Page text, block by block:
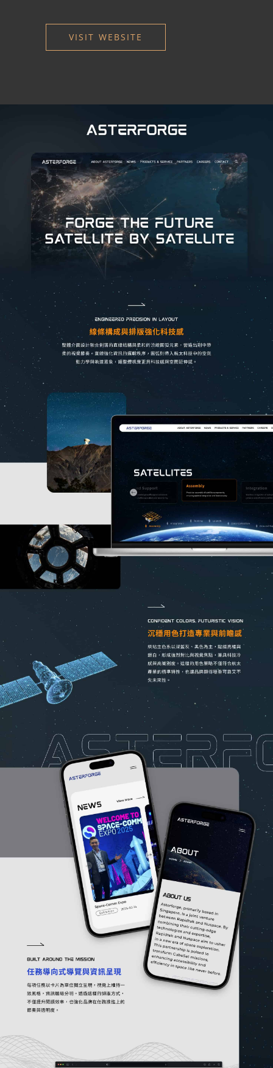
VISIT WEBSITE